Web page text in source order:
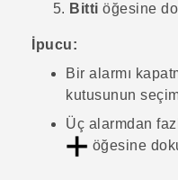
Bitti öğesine
İpucu:
Bir alarmı
kutusunun
Üç alarmdan
öğesine